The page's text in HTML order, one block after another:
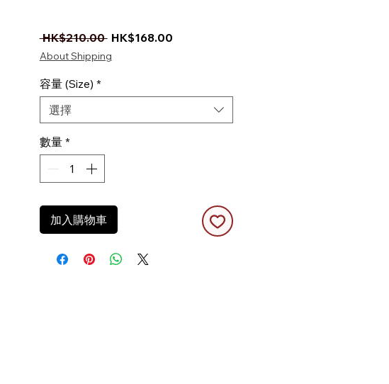
HK$210.00 一般價格
HK$168.00促銷價格
About Shipping
容量 (Size) *
選擇
數量 *
加入購物車